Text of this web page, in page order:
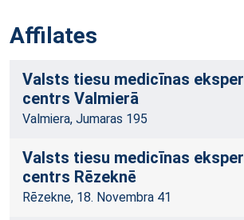
Affilates
Valsts tiesu medicīnas
centrs Valmierā
Valmiera, Jumaras 195
Valsts tiesu medicīnas
centrs Rēzeknē
Rēzekne, 18. Novembra 41